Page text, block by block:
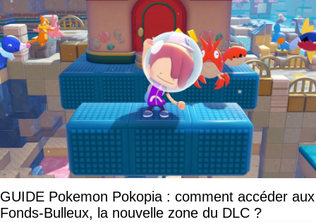
GUIDE Pokemon Pokopia : comment accéder aux
Fonds-Bulleux, la nouvelle zone du DLC ?